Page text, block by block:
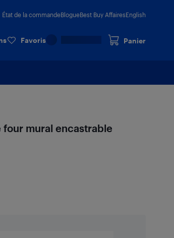
État de la commandeBlogueBest Buy AffairesEnglish
Favoris Panier
mural encastrable